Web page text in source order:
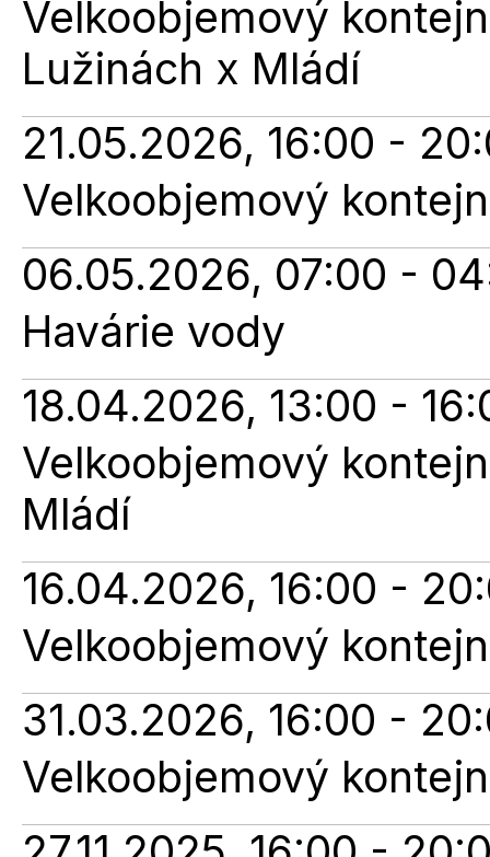
Velkoobjemový
Lužinách x Mládí
21.05.2026, 16:00 -
Velkoobjemový
06.05.2026, 07:00 -
Havárie vody
18.04.2026, 13:00 -
Velkoobjemový
Mládí
16.04.2026, 16:00 -
Velkoobjemový
31.03.2026, 16:00 -
Velkoobjemový